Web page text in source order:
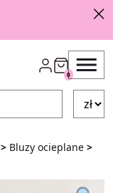
0
> Bluzy ocieplane >